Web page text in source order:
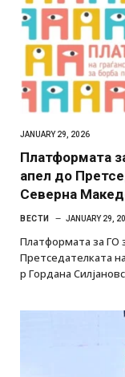
JANUARY 29, 2026
Платформата
апел до
Северна
ВЕСТИ JANUARY 29,
Платформата за ГО
Претседателката
р Гордана